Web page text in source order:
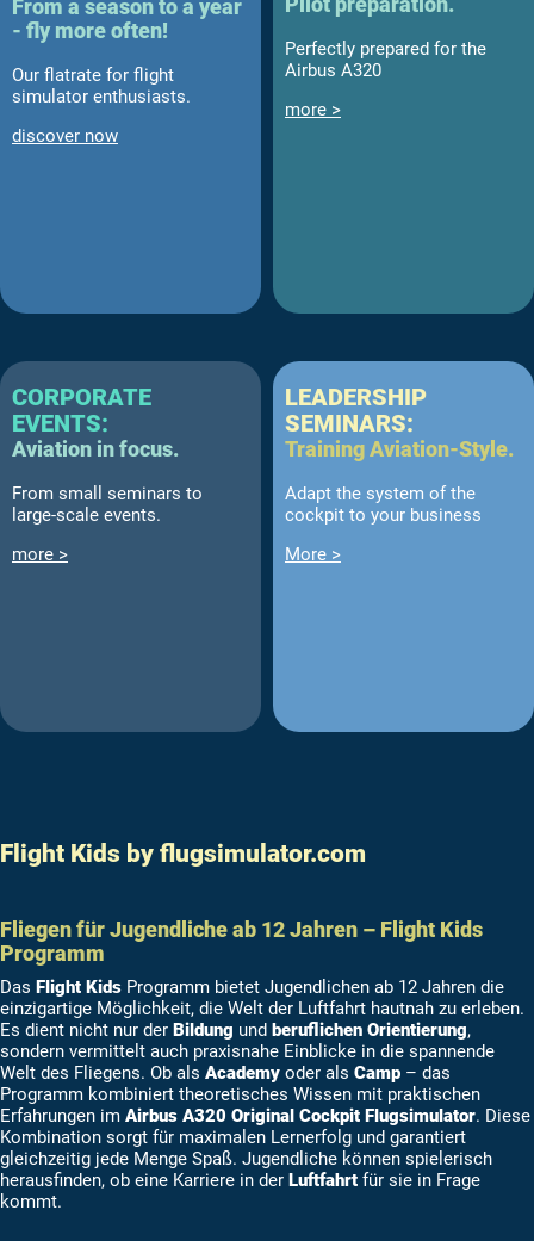
From a season to a year
- fly more often!
Our flatrate for flight
simulator enthusiasts.
discover now
Perfectly prepared for the
Airbus A320
more >
CORPORATE
EVENTS:
Aviation in focus.
From small seminars to
large-scale events.
more >
LEADERSHIP
SEMINARS:
Training Aviation-Style.
Adapt the system of the
cockpit to your business
More >
Flight Kids by flugsimulator.com
Fliegen für Jugendliche ab 12 Jahren – Flight Kids
Programm
Das Flight Kids Programm bietet Jugendlichen ab 12 Jahren die
einzigartige Möglichkeit, die Welt der Luftfahrt hautnah zu erleben.
Es dient nicht nur der Bildung und beruflichen Orientierung,
sondern vermittelt auch praxisnahe Einblicke in die spannende
Welt des Fliegens. Ob als Academy oder als Camp – das
Programm kombiniert theoretisches Wissen mit praktischen
Erfahrungen im Airbus A320 Original Cockpit Flugsimulator. Diese
Kombination sorgt für maximalen Lernerfolg und garantiert
gleichzeitig jede Menge Spaß. Jugendliche können spielerisch
herausfinden, ob eine Karriere in der Luftfahrt für sie in Frage
kommt.